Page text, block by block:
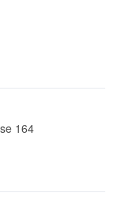
164